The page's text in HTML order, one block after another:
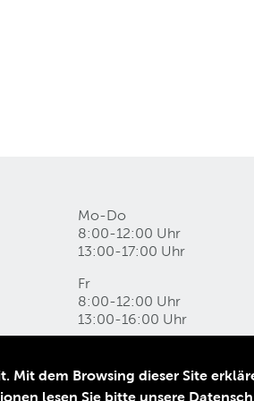
Mo-Do
8:00-12:00 Uhr
13:00-17:00 Uhr
Fr
8:00-12:00 Uhr
13:00-16:00 Uhr
dem Browsing dieser Site
lesen Sie bitte unsere